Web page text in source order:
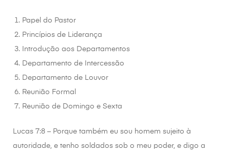
Papel do Pastor
Princípios de Liderança
Introdução aos Departamentos
Departamento de Intercessão
Departamento de Louvor
Reunião Formal
Reunião de Domingo e Sexta
Lucas 7:8 – Porque também eu sou homem sujeito à
autoridade, e tenho soldados sob o meu poder, e digo a